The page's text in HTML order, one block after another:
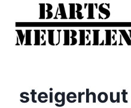
Doorgaan
naar
inhoud
steigerhout